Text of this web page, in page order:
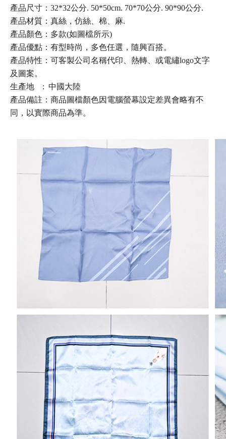
產品尺寸：32*32公分. 50*50cm. 70*70公分. 90*90公分.
產品材質：真絲，仿絲、棉、麻.
產品顏色：多款(如圖檔所示)
產品優點：有型時尚，多色任選，隨興百搭。
產品特性：可客製公司名稱代印、熱轉、或電繡logo文字
及圖案。
生產地 : 中國大陸
產品備註：商品圖檔顏色因電腦螢幕設定差異會略有不
同，以實際商品為準。